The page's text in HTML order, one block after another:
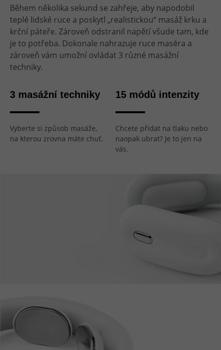
Během několika sekund se zahřeje, aby napodobil
teplé lidské ruce a poskytl „realistickou“ masáž krku a
krční páteře. Zároveň odstranil napětí všude tam, kde
je to potřeba. Dokonale nahrazuje ruce maséra a
zároveň vám umožní ovládat 3 různé masážní
techniky.
3 masážní techniky
Vyberte si způsob masáže,
na kterou zrovna máte chuť.
15 módů intenzity
Chcete přidat na tlaku nebo
naopak ubrat? Je to jen na
vás.